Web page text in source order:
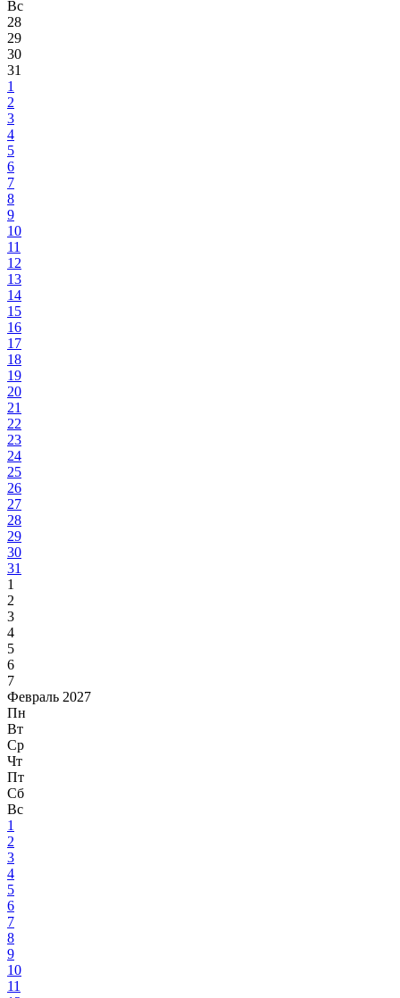
Вс
28
29
30
31
1
2
3
4
5
6
7
8
9
10
11
12
13
14
15
16
17
18
19
20
21
22
23
24
25
26
27
28
29
30
31
1
2
3
4
5
6
7
Февраль 2027
Пн
Вт
Ср
Чт
Пт
Сб
Вс
1
2
3
4
5
6
7
8
9
10
11